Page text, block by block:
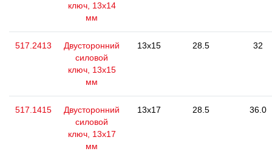
ключ, 13x14
мм
517.2413
Двусторонний
силовой
ключ, 13x15
мм
13x15 28.5 32
517.1415
Двусторонний
силовой
ключ, 13x17
мм
13x17 28.5 36.0